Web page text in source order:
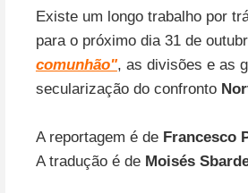
Existe um longo trabalho por
para o próximo dia 31 de
comunhão", as divisões e as
secularização do confronto
A reportagem é de Francesco
A tradução é de Moisés